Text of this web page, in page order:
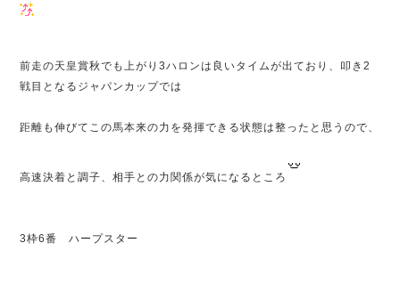
前走の天皇賞秋でも上がり3ハロンは良いタイムが出ており、叩き2
戦目となるジャパンカップでは
距離も伸びてこの馬本来の力を発揮できる状態は整ったと思うので、
高速決着と調子、相手との力関係が気になるところ
3枠6番 ハープスター